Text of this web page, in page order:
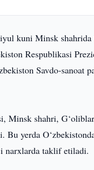
kuni Minsk shahrida
Respublikasi
Savdo-sanoat
Minsk shahri,
yerda
narxlarda taklif etiladi.